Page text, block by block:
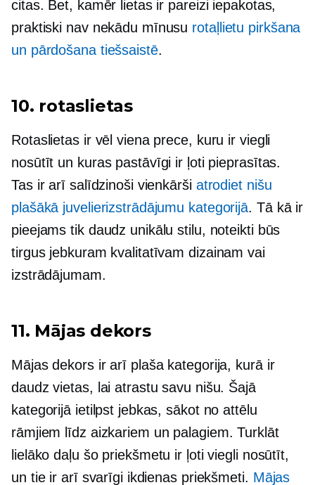
citas. Bet, kamēr lietas ir pareizi iepakotas,
praktiski nav nekādu mīnusu rotaļlietu pirkšana
un pārdošana tiešsaistē.
10. rotaslietas
Rotaslietas ir vēl viena prece, kuru ir viegli
nosūtīt un kuras pastāvīgi ir ļoti pieprasītas.
Tas ir arī salīdzinoši vienkārši atrodiet nišu
plašākā juvelierizstrādājumu kategorijā. Tā kā ir
pieejams tik daudz unikālu stilu, noteikti būs
tirgus jebkuram kvalitatīvam dizainam vai
izstrādājumam.
11. Mājas dekors
Mājas dekors ir arī plaša kategorija, kurā ir
daudz vietas, lai atrastu savu nišu. Šajā
kategorijā ietilpst jebkas, sākot no attēlu
rāmjiem līdz aizkariem un palagiem. Turklāt
lielāko daļu šo priekšmetu ir ļoti viegli nosūtīt,
un tie ir arī svarīgi ikdienas priekšmeti. Mājas